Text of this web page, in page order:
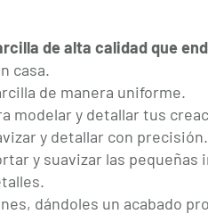
de alta calidad que
casa.
de manera uniforme.
modelar y detallar tus
y detallar con precisión.
y suavizar las pequeñas
dándoles un acabado